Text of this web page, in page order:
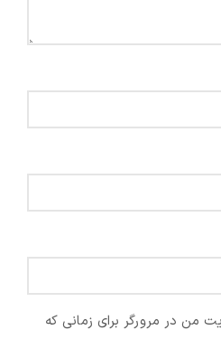
من در مرورگر برای زمانی که